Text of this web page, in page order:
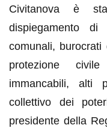
Civitanova è
dispiegamento
comunali,
protezione
immancabili, alti
collettivo dei
presidente della